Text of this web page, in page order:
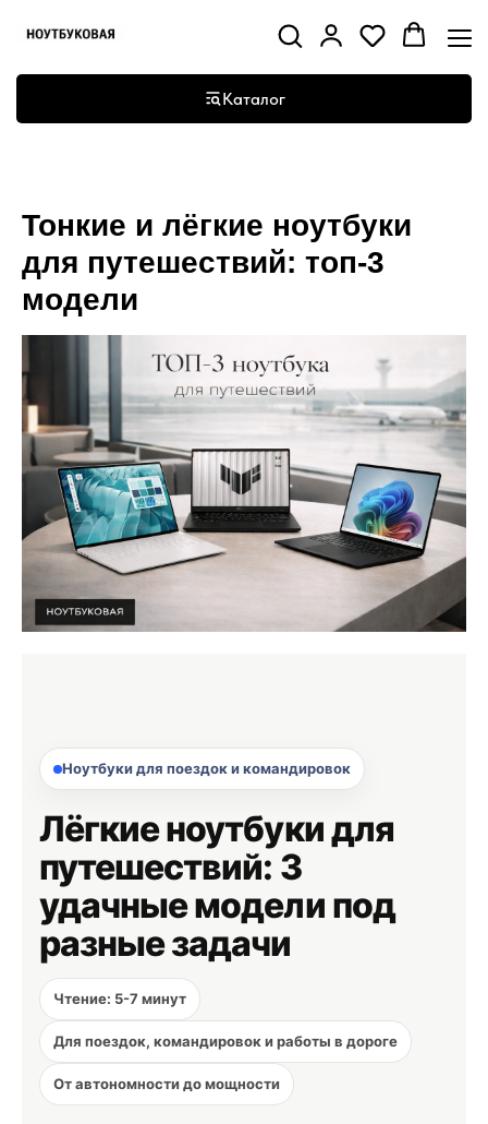
Каталог
Тонкие и лёгкие ноутбуки
для путешествий: топ‑3
модели
Ноутбуки для поездок и командировок
Лёгкие ноутбуки для
путешествий: 3
удачные модели под
разные задачи
Чтение: 5-7 минут
Для поездок, командировок и работы в дороге
От автономности до мощности